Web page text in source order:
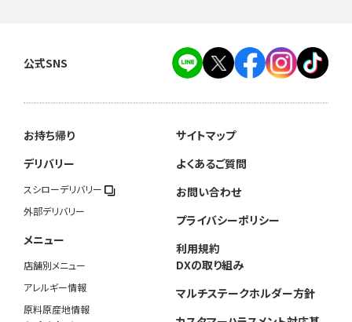
公式SNS
お持ち帰り
デリバリー
スシローデリバリー
外部デリバリー
メニュー
店舗別メニュー
アレルギー情報
原料原産地情報
サイトマップ
よくあるご質問
お問い合わせ
プライバシーポリシー
利用規約
DXの取り組み
マルチステークホルダー方針